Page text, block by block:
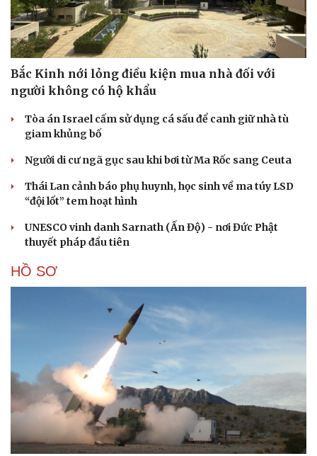
Cải chính
Bắc Kinh nới lỏng điều kiện mua nhà đối với
người không có hộ khẩu
Tòa án Israel cấm sử dụng cá sấu để canh giữ nhà tù
giam khủng bố
Người di cư ngã gục sau khi bơi từ Ma Rốc sang Ceuta
Thái Lan cảnh báo phụ huynh, học sinh về ma túy LSD
“đội lốt” tem hoạt hình
UNESCO vinh danh Sarnath (Ấn Độ) - nơi Đức Phật
thuyết pháp đầu tiên
HỒ SƠ